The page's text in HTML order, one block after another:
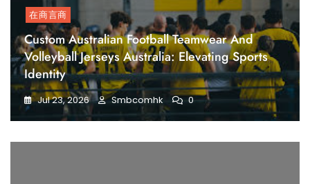
在商言商
Custom Australian Football Teamwear And
Volleyball Jerseys Australia: Elevating Sports
Identity
Jul 23, 2026 Smbcomhk 0